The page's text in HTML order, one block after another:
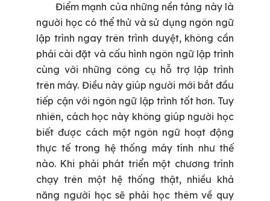
Điểm mạnh của những nền tảng này là
người học có thể thử và sử dụng ngôn ngữ
lập trình ngay trên trình duyệt, không cần
phải cài đặt và cấu hình ngôn ngữ lập trình
cùng với những công cụ hỗ trợ lập trình
trên máy. Điều này giúp người mới bắt đầu
tiếp cận với ngôn ngữ lập trình tốt hơn. Tuy
nhiên, cách học này không giúp người học
biết được cách một ngôn ngữ hoạt động
thực tế trong hệ thống máy tính như thế
nào. Khi phải phát triển một chương trình
chạy trên một hệ thống thật, nhiều khả
năng người học sẽ phải học thêm về quy